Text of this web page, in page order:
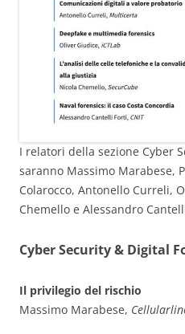
I relatori della sezione Cyber
saranno Massimo Marabese,
Colarocco, Antonello Curreli,
Chemello e Alessandro
Cyber Security & Digital
Il privilegio del rischio
Massimo Marabese,